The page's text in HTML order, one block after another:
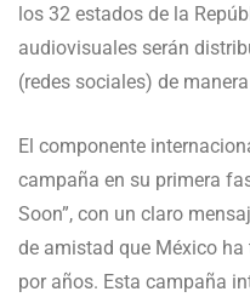
los 32 estados de la
audiovisuales serán
(redes sociales) de
El componente
campaña en su primera
Soon”, con un claro
de amistad que México
por años. Esta campaña